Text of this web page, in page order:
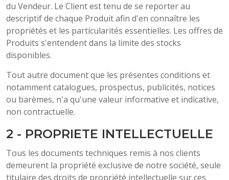
du Vendeur. Le Client est tenu de se reporter au
descriptif de chaque Produit afin d'en connaître les
propriétés et les particularités essentielles. Les offres de
Produits s'entendent dans la limite des stocks
disponibles.
Tout autre document que les présentes conditions et
notamment catalogues, prospectus, publicités, notices
ou barèmes, n'a qu'une valeur informative et indicative,
non contractuelle.
2 - PROPRIETE INTELLECTUELLE
Tous les documents techniques remis à nos clients
demeurent la propriété exclusive de notre société, seule
titulaire des droits de propriété intellectuelle sur ces